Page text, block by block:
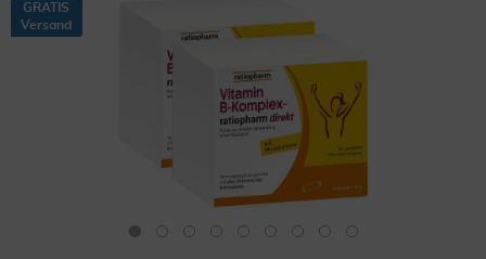
GRATIS
Versand